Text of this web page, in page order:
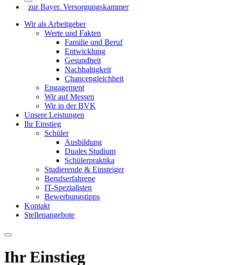
zur Bayer. Versorgungskammer
Wir als Arbeitgeber
Werte und Fakten
Familie und Beruf
Entwicklung
Gesundheit
Nachhaltigkeit
Chancengleichheit
Engagement
Wir auf Messen
Wir in der BVK
Unsere Leistungen
Ihr Einstieg
Schüler
Ausbildung
Duales Studium
Schülerpraktika
Studierende & Einsteiger
Berufserfahrene
IT-Spezialisten
Bewerbungstipps
Kontakt
Stellenangebote
Ihr Einstieg